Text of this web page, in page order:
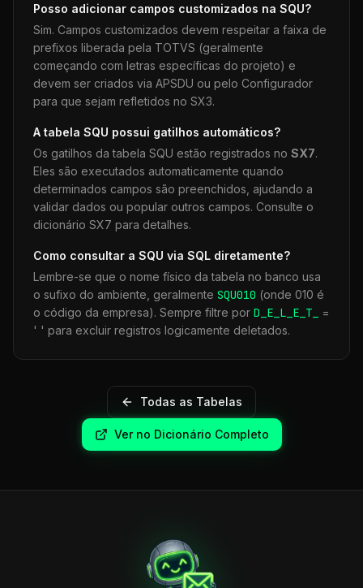
Posso adicionar campos customizados na SQU?
Sim. Campos customizados devem respeitar a faixa de
prefixos liberada pela TOTVS (geralmente
começando com letras específicas do projeto) e
devem ser criados via APSDU ou pelo Configurador
para que sejam refletidos no SX3.
A tabela SQU possui gatilhos automáticos?
Os gatilhos da tabela SQU estão registrados no SX7.
Eles são executados automaticamente quando
determinados campos são preenchidos, ajudando a
validar dados ou popular outros campos. Consulte o
dicionário SX7 para detalhes.
Como consultar a SQU via SQL diretamente?
Lembre-se que o nome físico da tabela no banco usa
o sufixo do ambiente, geralmente SQU010 (onde 010 é
o código da empresa). Sempre filtre por D_E_L_E_T_
=
' ' para excluir registros logicamente deletados.
Todas as Tabelas
Ver no Dicionário Completo